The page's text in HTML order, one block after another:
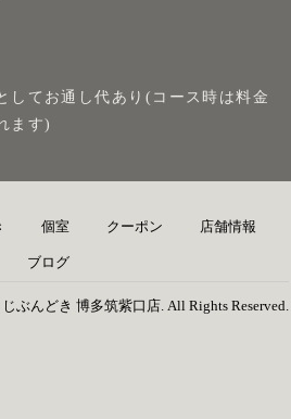
してお通し代あり(コース時は料金
ます)
個室 クーポン 店舗情報
ブログ
ぶんどき 博多筑紫口店. All Rights Reserved.